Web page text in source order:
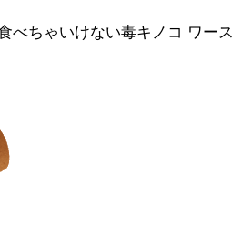
べちゃいけない毒キノコ ワース